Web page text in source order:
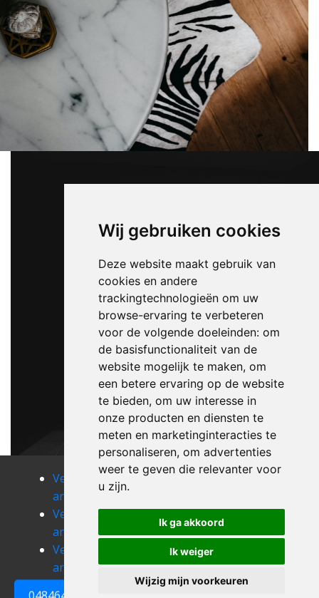
Wij gebruiken cookies
Deze website maakt gebruik van
cookies en andere
trackingtechnologieën om uw
browse-ervaring te verbeteren
voor de volgende doeleinden: om
de basisfunctionaliteit van de
website mogelijk te maken, om
een betere ervaring op de website
te bieden, om uw interesse in
onze producten en diensten te
meten en marketinginteracties te
personaliseren, om advertenties
weer te geven die relevanter voor
u zijn.
Ik ga akkoord
Ik weiger
Wijzig mijn voorkeuren
0484648161
Verhuizen
andrimont
Verhuizen
Verhuizen
Verhuizen
antheit
Verhuizen
anthisnes
Verhuizen
arbrefontaine
Verhuizen
argenteau
Verhuizen
aubel
Verhuizen
avennes